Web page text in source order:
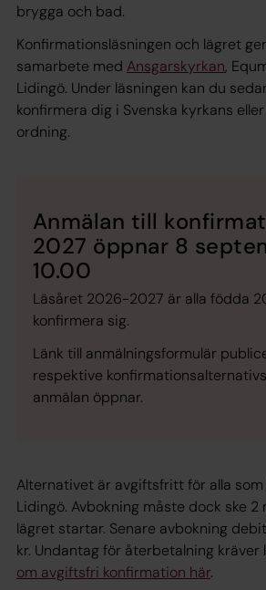
brygga och bad.
Konfirmationsläsningen och lägret
samarbete med Ansgarskyrkan,
Lidingö. Under läsningen kan du
konfirmera dig i Svenska kyrkans
ordning.
Anmälan till
2027 öppnar 8
10.00
Läsåret 2026-2027 är alla födda
konfirmera sig.
Länk till anmälningsformulär
respektive
anmälan öppnar.
Alternativet är avgiftsfritt för alla
Lidingö. Avbokning måste dock ske 2
lägret startar. Senare avbokning
kr. Undantag för återbetalning kräver
om avgiftsfri konfirmation här.